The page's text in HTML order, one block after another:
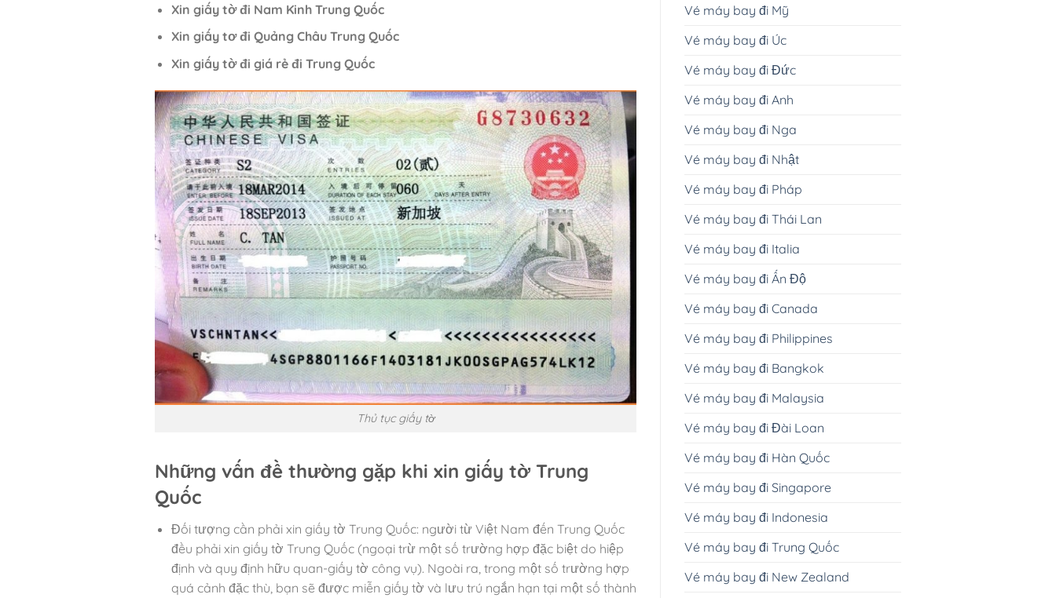
Xin giấy tờ đi Nam Kinh Trung Quốc
Xin giấy tơ đi Quảng Châu Trung Quốc
Xin giấy tờ đi giá rẻ đi Trung Quốc
Thủ tục giấy tờ
Những vấn đề thường gặp khi xin giấy tờ Trung
Quốc
Đối tượng cần phải xin giấy tờ Trung Quốc: người từ Việt Nam đến Trung Quốc
đều phải xin giấy tờ Trung Quốc (ngoại trừ một số trường hợp đặc biệt do hiệp
định và quy định hữu quan-giấy tờ công vụ). Ngoài ra, trong một số trường hợp
quá cảnh đặc thù, bạn sẽ được miễn giấy tờ và lưu trú ngắn hạn tại một số thành
Vé máy bay đi Mỹ
Vé máy bay đi Úc
Vé máy bay đi Đức
Vé máy bay đi Anh
Vé máy bay đi Nga
Vé máy bay đi Nhật
Vé máy bay đi Pháp
Vé máy bay đi Thái Lan
Vé máy bay đi Italia
Vé máy bay đi Ấn Độ
Vé máy bay đi Canada
Vé máy bay đi Philippines
Vé máy bay đi Bangkok
Vé máy bay đi Malaysia
Vé máy bay đi Đài Loan
Vé máy bay đi Hàn Quốc
Vé máy bay đi Singapore
Vé máy bay đi Indonesia
Vé máy bay đi Trung Quốc
Vé máy bay đi New Zealand